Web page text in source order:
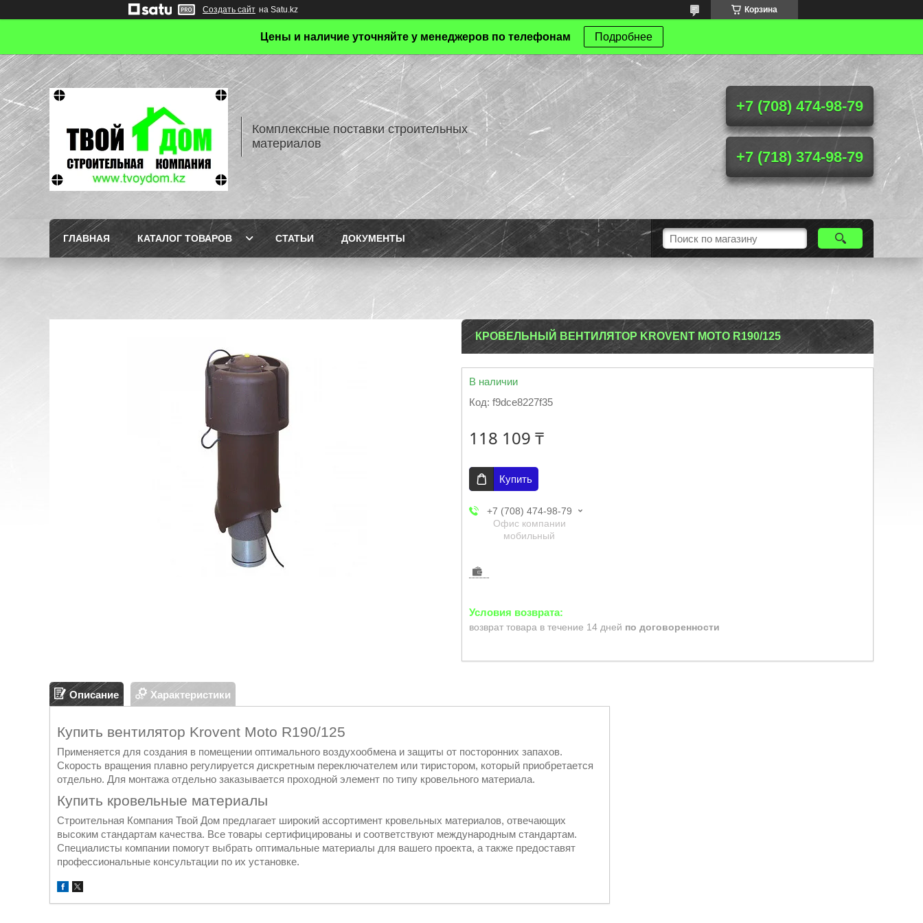
Создать сайт на Satu.kz Корзина
Цены и наличие уточняйте у менеджеров по телефонам Подробнее
Комплексные поставки строительных
материалов
+7 (708) 474-98-79
+7 (718) 374-98-79
ГЛАВНАЯ КАТАЛОГ ТОВАРОВ СТАТЬИ ДОКУМЕНТЫ
КРОВЕЛЬНЫЙ ВЕНТИЛЯТОР KROVENT MOTO R190/125
В наличии
Код: f9dce8227f35
118 109 ₸
Купить
+7 (708) 474-98-79
Офис компании
мобильный
возврат товара в течение 14 дней по договоренности
Описание Характеристики
Купить вентилятор Krovent Moto R190/125
Применяется для создания в помещении оптимального воздухообмена и защиты от посторонних запахов.
Скорость вращения плавно регулируется дискретным переключателем или тиристором, который приобретается
отдельно. Для монтажа отдельно заказывается проходной элемент по типу кровельного материала.
Купить кровельные материалы
Строительная Компания Твой Дом предлагает широкий ассортимент кровельных материалов, отвечающих
высоким стандартам качества. Все товары сертифицированы и соответствуют международным стандартам.
Специалисты компании помогут выбрать оптимальные материалы для вашего проекта, а также предоставят
профессиональные консультации по их установке.